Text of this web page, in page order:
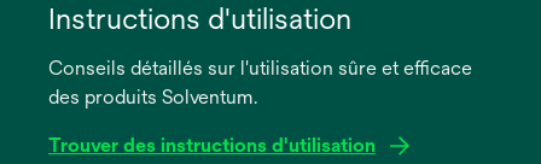
Instructions d'utilisation
Conseils détaillés sur l'utilisation sûre et efficace
des produits Solventum.
Trouver des instructions d'utilisation